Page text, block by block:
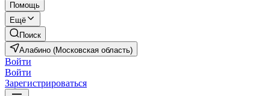
Помощь
Ещё
Поиск
Алабино (Московская область)
Войти
Войти
Зарегистрироваться